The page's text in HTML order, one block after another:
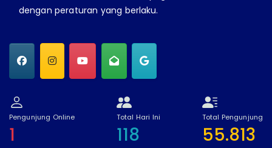
dengan peraturan yang berlaku.
Pengunjung Online
1
Total Hari Ini
118
Total Pengunjung
55.813